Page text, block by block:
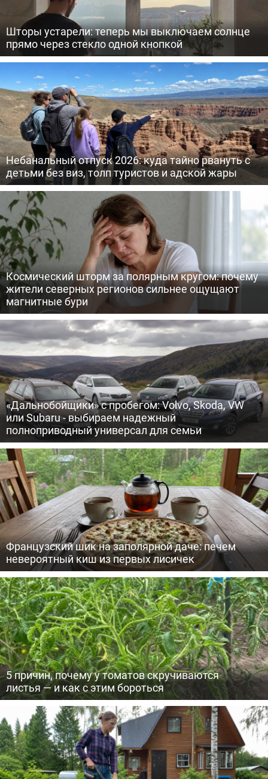
Шторы устарели: теперь мы выключаем солнце
прямо через стекло одной кнопкой
Небанальный отпуск 2026: куда тайно рвануть с
детьми без виз, толп туристов и адской жары
Космический шторм за полярным кругом: почему
жители северных регионов сильнее ощущают
магнитные бури
«Дальнобойщики» с пробегом: Volvo, Skoda, VW
или Subaru - выбираем надежный
полноприводный универсал для семьи
Французский шик на заполярной даче: печем
невероятный киш из первых лисичек
5 причин, почему у томатов скручиваются
листья — и как с этим бороться